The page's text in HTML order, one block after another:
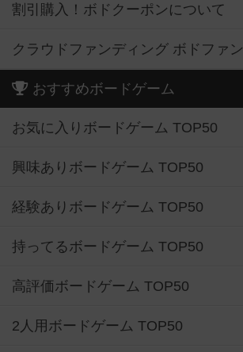
割引購入！ボドクーポンについて
クラウドファンディング ボドファン
おすすめボードゲーム
お気に入りボードゲーム TOP50
興味ありボードゲーム TOP50
経験ありボードゲーム TOP50
持ってるボードゲーム TOP50
高評価ボードゲーム TOP50
2人用ボードゲーム TOP50